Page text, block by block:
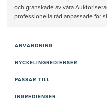
och granskade av våra
professionella råd anpassade för
ANVÄNDNING
NYCKELINGREDIENSER
PASSAR TILL
INGREDIENSER